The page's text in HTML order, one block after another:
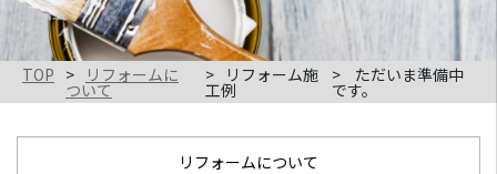
TOP リフォームに
ついて
リフォーム施
工例
ただいま準備中
です。
リフォームについて